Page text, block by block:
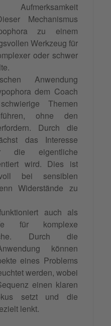
Mechanismus
zu einem
Werkzeug für
oder schwer
Anwendung
dem Coach
Themen
ohne den
Durch die
das Interesse
die eigentliche
wird. Dies ist
bei sensiblen
Widerstände zu
auch als
für komplexe
Durch die
können
eines Problems
werden, wobei
einen klaren
setzt und die
lenkt.